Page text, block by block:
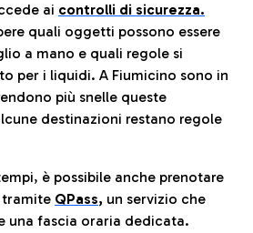
ai controlli di sicurezza.
quali oggetti possono essere
a mano e quali regole si
per i liquidi. A Fiumicino sono in
più snelle queste
destinazioni restano regole
è possibile anche prenotare
tramite QPass, un servizio che
una fascia oraria dedicata.